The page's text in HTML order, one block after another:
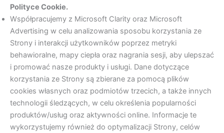
Polityce Cookie.
Współpracujemy z Microsoft Clarity oraz Microsoft
Advertising w celu analizowania sposobu korzystania ze
Strony i interakcji użytkowników poprzez metryki
behawioralne, mapy ciepła oraz nagrania sesji, aby ulepszać
i promować nasze produkty i usługi. Dane dotyczące
korzystania ze Strony są zbierane za pomocą plików
cookies własnych oraz podmiotów trzecich, a także innych
technologii śledzących, w celu określenia popularności
produktów/usług oraz aktywności online. Informacje te
wykorzystujemy również do optymalizacji Strony, celów